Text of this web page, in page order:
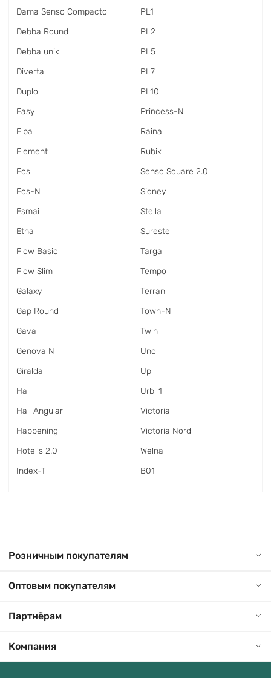
Dama Senso Compacto
Debba Round
Debba unik
Diverta
Duplo
Easy
Elba
Element
Eos
Eos-N
Esmai
Etna
Flow Basic
Flow Slim
Galaxy
Gap Round
Gava
Genova N
Giralda
Hall
Hall Angular
Happening
Hotel's 2.0
Index-T
PL1
PL2
PL5
PL7
PL10
Princess-N
Raina
Rubik
Senso Square 2.0
Sidney
Stella
Sureste
Targa
Tempo
Terran
Town-N
Twin
Uno
Up
Urbi 1
Victoria
Victoria Nord
Welna
В01
Розничным покупателям
Оптовым покупателям
Партнёрам
Компания